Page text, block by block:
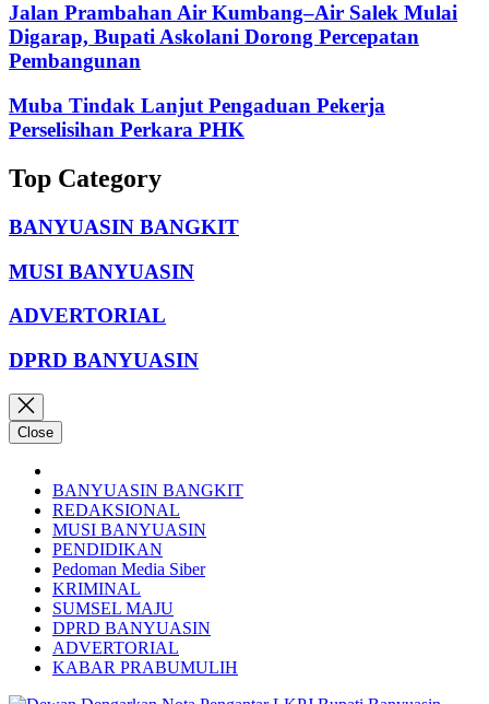
Jalan Prambahan Air Kumbang–Air Salek Mulai
Digarap, Bupati Askolani Dorong Percepatan
Pembangunan
Muba Tindak Lanjut Pengaduan Pekerja
Perselisihan Perkara PHK
Top Category
BANYUASIN BANGKIT
MUSI BANYUASIN
ADVERTORIAL
DPRD BANYUASIN
Close
BANYUASIN BANGKIT
REDAKSIONAL
MUSI BANYUASIN
PENDIDIKAN
Pedoman Media Siber
KRIMINAL
SUMSEL MAJU
DPRD BANYUASIN
ADVERTORIAL
KABAR PRABUMULIH